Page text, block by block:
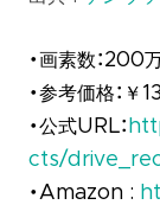
・画素数：200
・参考価格：￥
・公式URL：
cts/
・Amazon :